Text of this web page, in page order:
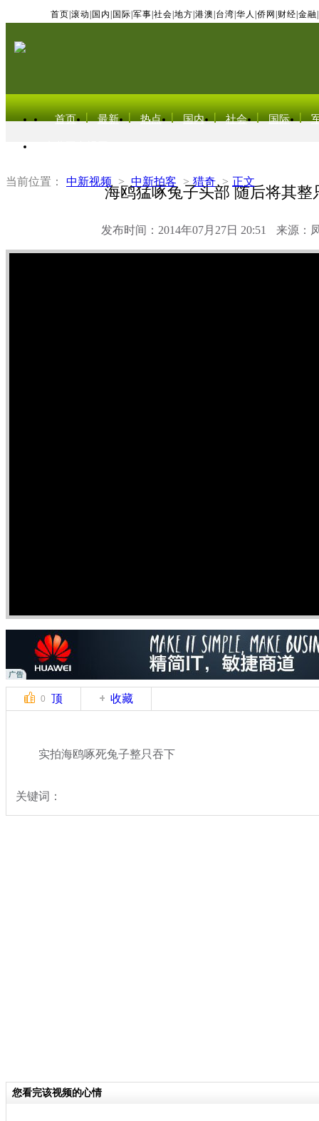
首页 滚动 国内 国际 军事 社会 地方 港澳 台湾 华人 侨网 财经 金融
首页 最新 热点 国内 社会 国际
当前位置： 中新视频 > 中新拍客 > 猎奇 > 正文
海鸥猛啄兔子头部 随后将其整
发布时间：2014年07月27日 20:51 来源：
0 顶 收藏
实拍海鸥啄死兔子整只吞下
关键词：
您看完该视频的心情